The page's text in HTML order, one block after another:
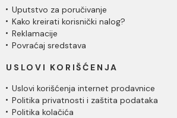
Uputstvo za poručivanje
Kako kreirati korisnički nalog?
Reklamacije
Povraćaj sredstava
USLOVI KORIŠĆENJA
Uslovi korišćenja internet prodavnice
Politika privatnosti i zaštita podataka
Politika kolačića